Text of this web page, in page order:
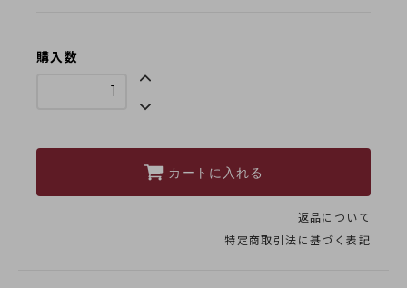
特定商取引法に基づく表記
プライバシーポリシー
営業時間 10時-18時/水・日曜定休
購入数
カートに入れる
返品について
特定商取引法に基づく表記